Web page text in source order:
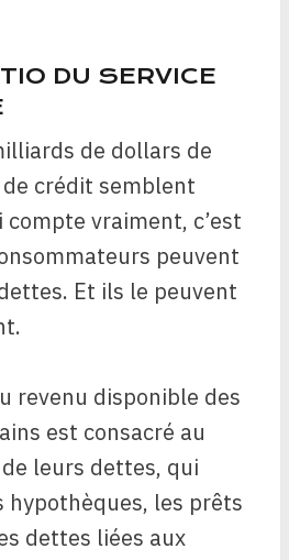
DU SERVICE
de dollars de
crédit semblent
compte vraiment, c’est
peuvent
Et ils le peuvent
revenu disponible des
est consacré au
leurs dettes, qui
hypothèques, les prêts
dettes liées aux